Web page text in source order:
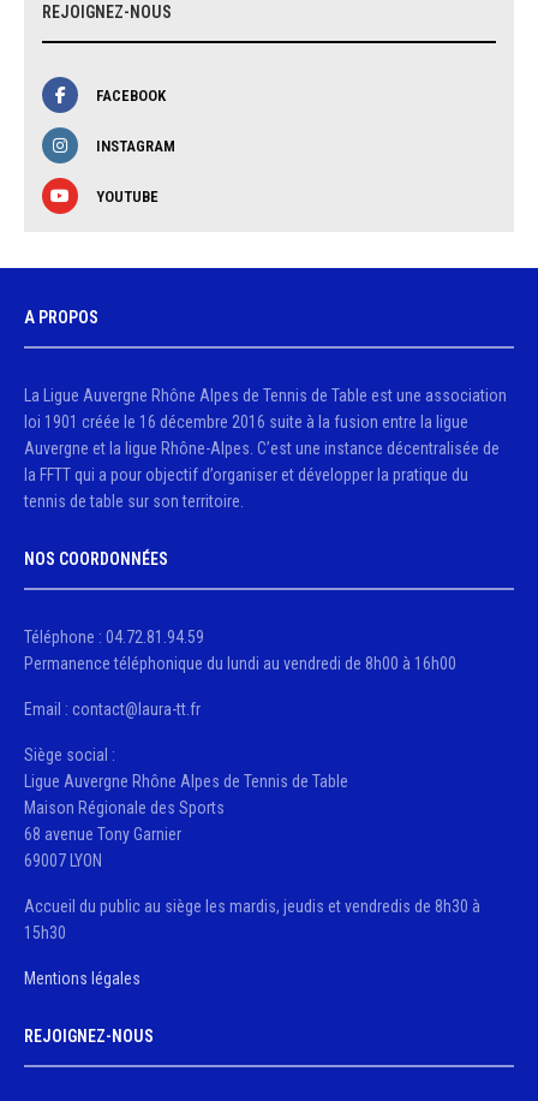
REJOIGNEZ-NOUS
FACEBOOK
INSTAGRAM
YOUTUBE
A PROPOS
La Ligue Auvergne Rhône Alpes de Tennis de Table est une association
loi 1901 créée le 16 décembre 2016 suite à la fusion entre la ligue
Auvergne et la ligue Rhône-Alpes. C’est une instance décentralisée de
la FFTT qui a pour objectif d’organiser et développer la pratique du
tennis de table sur son territoire.
NOS COORDONNÉES
Téléphone : 04.72.81.94.59
Permanence téléphonique du lundi au vendredi de 8h00 à 16h00
Email : contact@laura-tt.fr
Siège social :
Ligue Auvergne Rhône Alpes de Tennis de Table
Maison Régionale des Sports
68 avenue Tony Garnier
69007 LYON
Accueil du public au siège les mardis, jeudis et vendredis de 8h30 à
15h30
Mentions légales
REJOIGNEZ-NOUS